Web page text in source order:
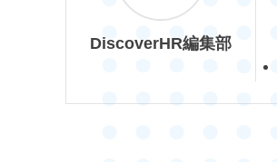
DiscoverHR編集部